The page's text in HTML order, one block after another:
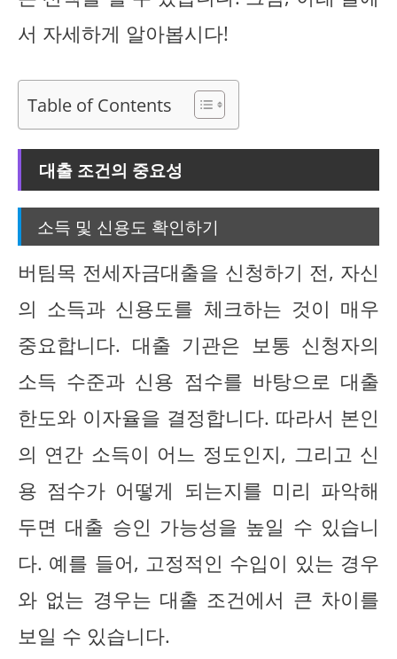
서 자세하게 알아봅시다!
Table of Contents
대출 조건의 중요성
소득 및 신용도 확인하기
버팀목 전세자금대출을 신청하기 전, 자신
의 소득과 신용도를 체크하는 것이 매우
중요합니다. 대출 기관은 보통 신청자의
소득 수준과 신용 점수를 바탕으로 대출
한도와 이자율을 결정합니다. 따라서 본인
의 연간 소득이 어느 정도인지, 그리고 신
용 점수가 어떻게 되는지를 미리 파악해
두면 대출 승인 가능성을 높일 수 있습니
다. 예를 들어, 고정적인 수입이 있는 경우
와 없는 경우는 대출 조건에서 큰 차이를
보일 수 있습니다.